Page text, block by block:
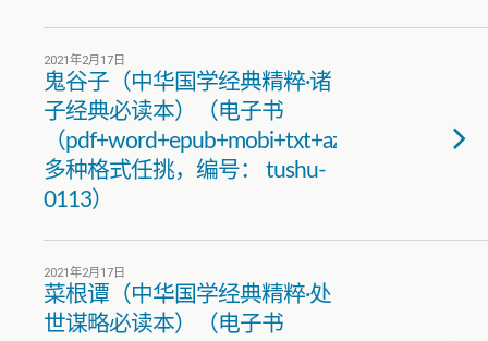
2021年2月17日
鬼谷子（中华国学经典精粹·诸
子经典必读本）（电子书
（pdf+word+epub+mobi+txt+azw3）
多种格式任挑，编号： tushu-
0113）
2021年2月17日
菜根谭（中华国学经典精粹·处
世谋略必读本）（电子书